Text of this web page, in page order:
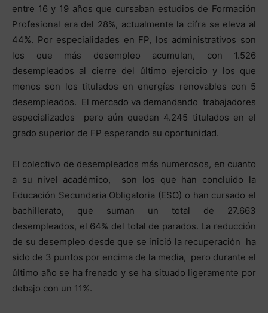
entre 16 y 19 años que cursaban estudios de Formación
Profesional era del 28%, actualmente la cifra se eleva al
44%. Por especialidades en FP, los administrativos son
los que más desempleo acumulan, con 1.526
desempleados al cierre del último ejercicio y los que
menos son los titulados en energías renovables con 5
desempleados. El mercado va demandando trabajadores
especializados pero aún quedan 4.245 titulados en el
grado superior de FP esperando su oportunidad.
El colectivo de desempleados más numerosos, en cuanto
a su nivel académico, son los que han concluido la
Educación Secundaria Obligatoria (ESO) o han cursado el
bachillerato, que suman un total de 27.663
desempleados, el 64% del total de parados. La reducción
de su desempleo desde que se inició la recuperación ha
sido de 3 puntos por encima de la media, pero durante el
último año se ha frenado y se ha situado ligeramente por
debajo con un 11%.